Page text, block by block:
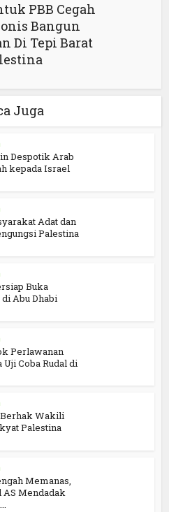
PBB Cegah
Bangun
Di Tepi Barat
Juga
Despotik Arab
kepada Israel
Adat dan
Palestina
Buka
Abu Dhabi
Perlawanan
Uji Coba Rudal di
Wakili
Palestina
Memanas,
AS Mendadak